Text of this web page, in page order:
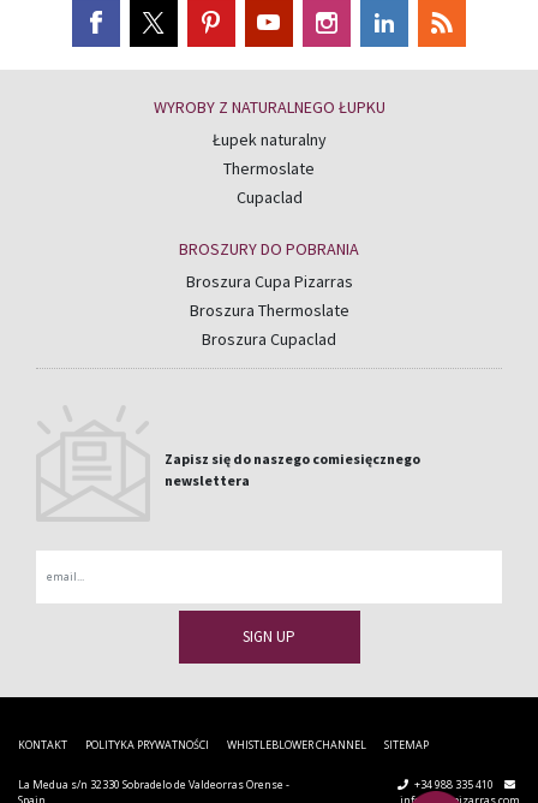
WYROBY Z NATURALNEGO ŁUPKU
Łupek naturalny
Thermoslate
Cupaclad
BROSZURY DO POBRANIA
Broszura Cupa Pizarras
Broszura Thermoslate
Broszura Cupaclad
Zapisz się do naszego comiesięcznego
newslettera
KONTAKT POLITYKA PRYWATNOŚCI WHISTLEBLOWER CHANNEL SITEMAP
La Medua s/n 32330 Sobradelo de Valdeorras Orense -
+34 988 335 410